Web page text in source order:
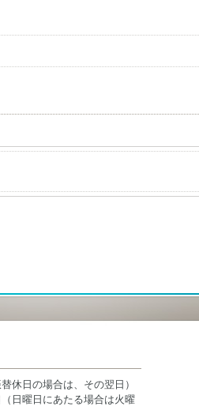
休日の場合は、その翌日）
日曜日にあたる場合は火曜